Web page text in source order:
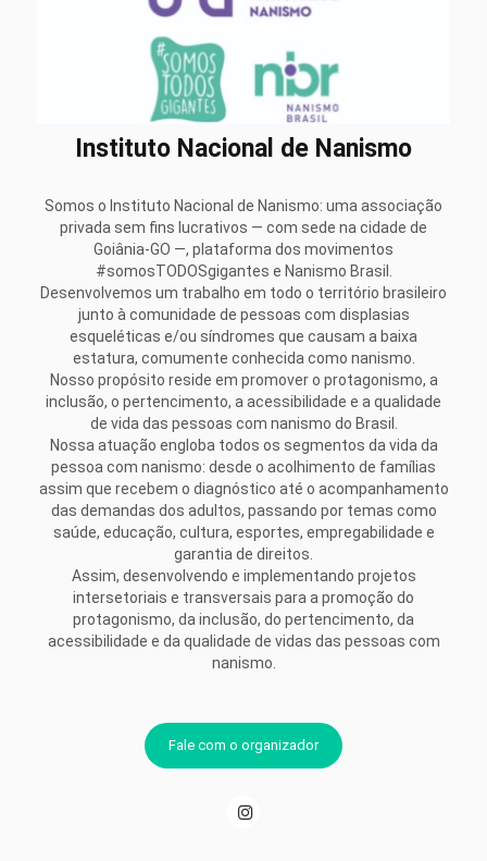
Instituto Nacional de Nanismo
Somos o Instituto Nacional de Nanismo: uma associação
privada sem fins lucrativos — com sede na cidade de
Goiânia-GO —, plataforma dos movimentos
#somosTODOSgigantes e Nanismo Brasil.
Desenvolvemos um trabalho em todo o território brasileiro
junto à comunidade de pessoas com displasias
esqueléticas e/ou síndromes que causam a baixa
estatura, comumente conhecida como nanismo.
Nosso propósito reside em promover o protagonismo, a
inclusão, o pertencimento, a acessibilidade e a qualidade
de vida das pessoas com nanismo do Brasil.
Nossa atuação engloba todos os segmentos da vida da
pessoa com nanismo: desde o acolhimento de famílias
assim que recebem o diagnóstico até o acompanhamento
das demandas dos adultos, passando por temas como
saúde, educação, cultura, esportes, empregabilidade e
garantia de direitos.
Assim, desenvolvendo e implementando projetos
intersetoriais e transversais para a promoção do
protagonismo, da inclusão, do pertencimento, da
acessibilidade e da qualidade de vidas das pessoas com
nanismo.
Fale com o organizador